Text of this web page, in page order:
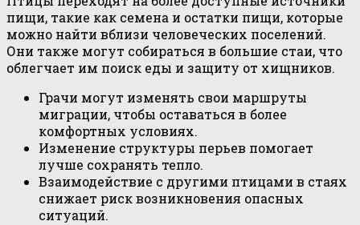
пищи, такие как семена и остатки пищи, которые
можно найти вблизи человеческих поселений.
Они также могут собираться в большие стаи, что
облегчает им поиск еды и защиту от хищников.
Грачи могут изменять свои маршруты
миграции, чтобы оставаться в более
комфортных условиях.
Изменение структуры перьев помогает
лучше сохранять тепло.
Взаимодействие с другими птицами в стаях
снижает риск возникновения опасных
ситуаций.